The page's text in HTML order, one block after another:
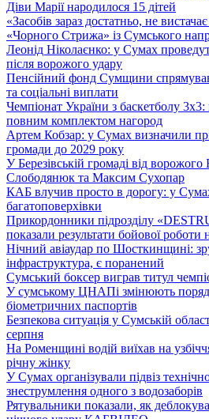
Діви Марії народилося 15 дітей
«Засобів зараз достатньо, не
«Чорного Стрижа» із Сумського
Леонід Ніколаєнко: у Сумах
після ворожого удару
Пенсійний фонд Сумщини
та соціальні виплати
Чемпіонат України з баскетболу
повним комплектом нагород
Артем Кобзар: у Сумах визначили
громади до 2029 року
У Березівській громаді від
Слободянюк та Максим Сухопар
КАБ влучив просто в дорогу: у
багатоповерхівки
Прикордонники підрозділу
показали результати бойової
Нічний авіаудар по Шосткинщині:
інфраструктура, є поранений
Сумський боксер виграв титул
У сумському ЦНАПі змінюють
біометричних паспортів
Безпекова ситуація у Сумській
серпня
На Роменщині водій виїхав на
річну жінку
У Сумах організували підвіз
знеструмлення одного з водозаборів
Рятувальники показали, як